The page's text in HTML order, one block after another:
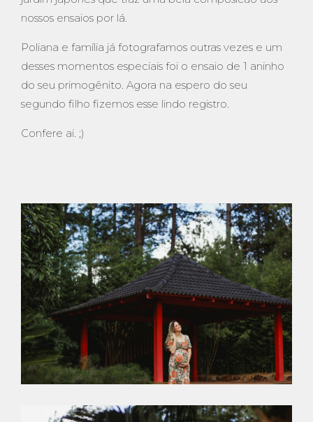
nossos ensaios por lá.
Poliana e família já fotografamos outras vezes e um
desses momentos especiais foi o ensaio de 1 aninho
do seu primogênito. Agora na espero do seu
segundo filho fizemos esse lindo registro.
Confere ai. ;)